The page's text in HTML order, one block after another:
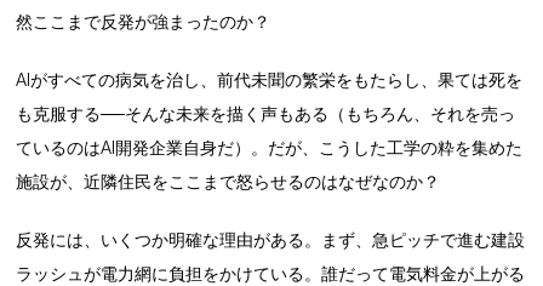
然ここまで反発が強まったのか？
AIがすべての病気を治し、前代未聞の繁栄をもたらし、果ては死を
も克服する──そんな未来を描く声もある（もちろん、それを売っ
ているのはAI開発企業自身だ）。だが、こうした工学の粋を集めた
施設が、近隣住民をここまで怒らせるのはなぜなのか？
反発には、いくつか明確な理由がある。まず、急ピッチで進む建設
ラッシュが電力網に負担をかけている。誰だって電気料金が上がる